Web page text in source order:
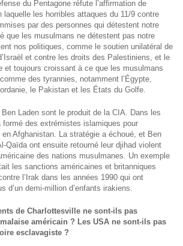
du Pentagone réfute l’affirmation de
laquelle les horribles attaques du 11/9 contre
par des personnes qui détestent notre
que les musulmans ne détestent pas notre
nos politiques, comme le soutien unilatéral de
et contre les droits des Palestiniens, et le
et toujours croissant à ce que les musulmans
des tyrannies, notamment l’Égypte,
le Pakistan et les États du Golfe.
Laden sont le produit de la CIA. Dans les
formé des extrémistes islamiques pour
Afghanistan. La stratégie a échoué, et Ben
Qaïda ont ensuite retourné leur djihad violent
des nations musulmanes. Un exemple
les sanctions américaines et britanniques
l’Irak dans les années 1990 qui ont
d’un demi-million d’enfants irakiens.
de Charlottesville ne sont-ils pas
américain ? Les USA ne sont-ils pas
esclavagiste ?